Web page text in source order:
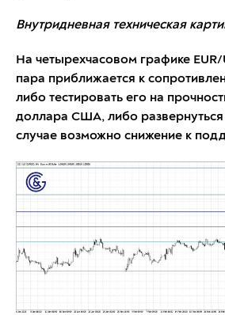
Внутридневная техническая
На четырехчасовом графике
пара приближается к
либо тестировать его на
доллара США, либо
случае возможно снижение к